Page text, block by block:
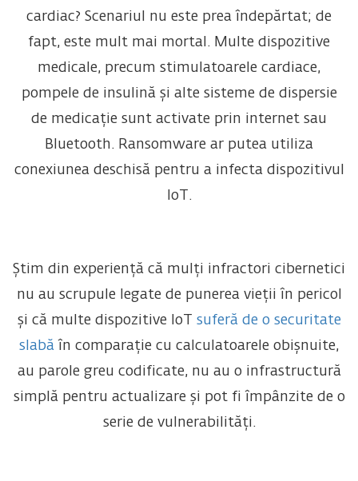
cardiac? Scenariul nu este prea îndepărtat; de
fapt, este mult mai mortal. Multe dispozitive
medicale, precum stimulatoarele cardiace,
pompele de insulină și alte sisteme de dispersie
de medicație sunt activate prin internet sau
Bluetooth. Ransomware ar putea utiliza
conexiunea deschisă pentru a infecta dispozitivul
IoT.
Știm din experiență că mulți infractori cibernetici
nu au scrupule legate de punerea vieții în pericol
și că multe dispozitive IoT suferă de o securitate
slabă în comparație cu calculatoarele obișnuite,
au parole greu codificate, nu au o infrastructură
simplă pentru actualizare și pot fi împânzite de o
serie de vulnerabilități.